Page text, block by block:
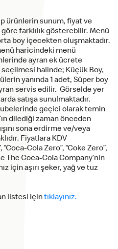
ürünlerin sunum, fiyat ve
farklılık gösterebilir. Menü
boy içecekten oluşmaktadır.
haricindeki menü
ayran ek ücrete
seçilmesi halinde; Küçük Boy,
yanında 1 adet, Süper boy
servis edilir. Görselde yer
satışa sunulmaktadır.
geçici olarak temin
dilediği zaman önceden
sona erdirme ve/veya
Fiyatlara KDV
“Coca-Cola Zero”, “Coke Zero”,
The Coca-Cola Company’nin
için aşırı şeker, yağ ve tuz
listesi içintıklayınız.